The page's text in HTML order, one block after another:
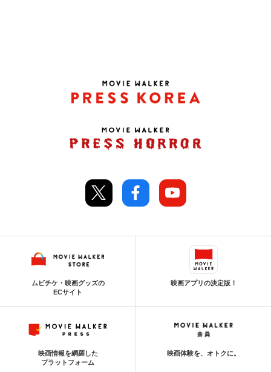
ムビチケ・映画グッズの
ECサイト
映画アプリの決定版！
映画情報を網羅した
プラットフォーム
映画体験を、オトクに。